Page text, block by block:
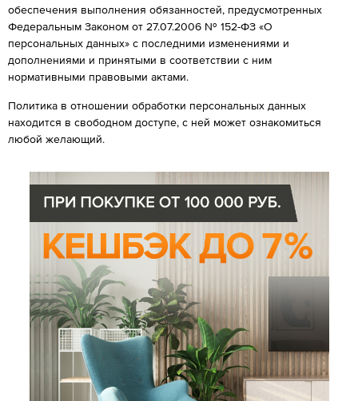
обеспечения выполнения обязанностей, предусмотренных
Федеральным Законом от 27.07.2006 № 152-ФЗ «О
персональных данных» с последними изменениями и
дополнениями и принятыми в соответствии с ним
нормативными правовыми актами.
Политика в отношении обработки персональных данных
находится в свободном доступе, с ней может ознакомиться
любой желающий.